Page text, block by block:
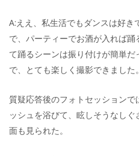
A:ええ、私生活でもダンスは好
で、パーティーでお酒が入れば
て踊るシーンは振り付けが簡単
で、とても楽しく撮影できました。
質疑応答後のフォトセッション
ッシュを浴びて、眩しそうなし
面も見られた。